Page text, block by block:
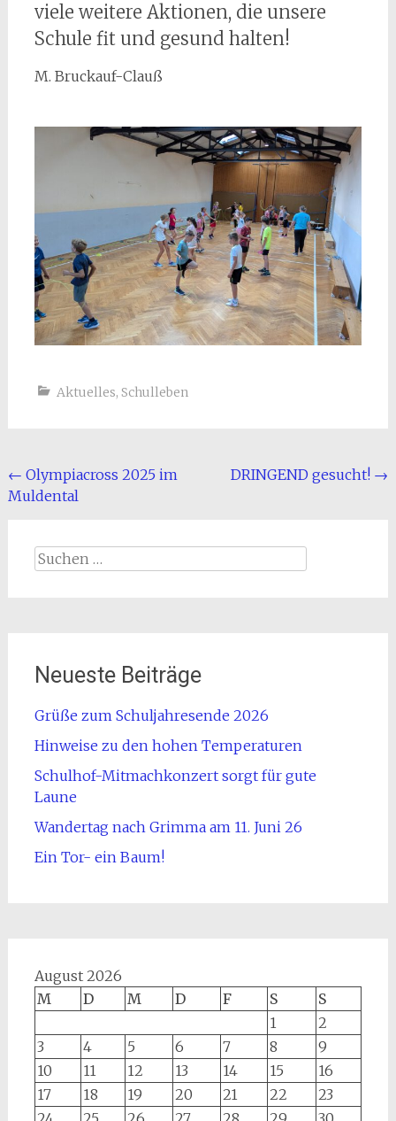
viele weitere Aktionen, die unsere
Schule fit und gesund halten!
M. Bruckauf-Clauß
Aktuelles, Schulleben
Beitragsnavigation
← Olympiacross 2025 im
Muldental
DRINGEND gesucht! →
Suchen
nach:
Neueste Beiträge
Grüße zum Schuljahresende 2026
Hinweise zu den hohen Temperaturen
Schulhof-Mitmachkonzert sorgt für gute
Laune
Wandertag nach Grimma am 11. Juni 26
Ein Tor- ein Baum!
August 2026
M
D M D F S
S
1
2
3
4 5 6 7 8
9
10
11 12 13 14 15
16
17
18 19 20 21 22
23